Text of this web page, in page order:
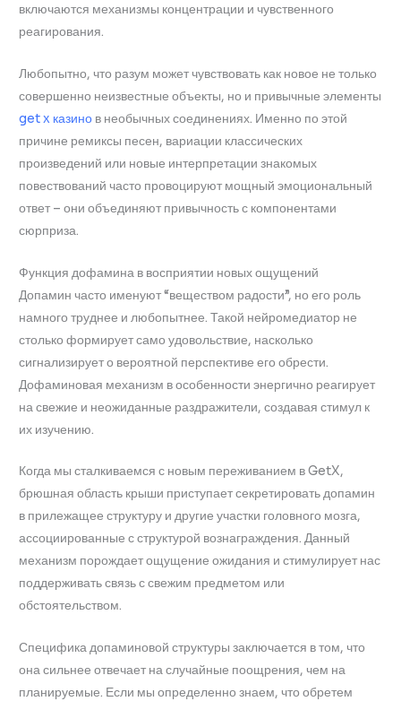
включаются механизмы концентрации и чувственного
реагирования.
Любопытно, что разум может чувствовать как новое не только
совершенно неизвестные объекты, но и привычные элементы
get x казино в необычных соединениях. Именно по этой
причине ремиксы песен, вариации классических
произведений или новые интерпретации знакомых
повествований часто провоцируют мощный эмоциональный
ответ – они объединяют привычность с компонентами
сюрприза.
Функция дофамина в восприятии новых ощущений
Допамин часто именуют “веществом радости”, но его роль
намного труднее и любопытнее. Такой нейромедиатор не
столько формирует само удовольствие, насколько
сигнализирует о вероятной перспективе его обрести.
Дофаминовая механизм в особенности энергично реагирует
на свежие и неожиданные раздражители, создавая стимул к
их изучению.
Когда мы сталкиваемся с новым переживанием в GetX,
брюшная область крыши приступает секретировать допамин
в прилежащее структуру и другие участки головного мозга,
ассоциированные с структурой вознаграждения. Данный
механизм порождает ощущение ожидания и стимулирует нас
поддерживать связь с свежим предметом или
обстоятельством.
Специфика допаминовой структуры заключается в том, что
она сильнее отвечает на случайные поощрения, чем на
планируемые. Если мы определенно знаем, что обретем